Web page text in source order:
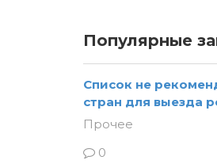
Популярные
Список не
стран для выезда
Прочее
0